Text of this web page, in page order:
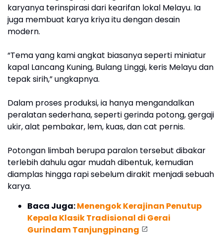
karyanya terinspirasi dari kearifan lokal Melayu. Ia
juga membuat karya kriya itu dengan desain
modern.
“Tema yang kami angkat biasanya seperti miniatur
kapal Lancang Kuning, Bulang Linggi, keris Melayu dan
tepak sirih,” ungkapnya.
Dalam proses produksi, ia hanya mengandalkan
peralatan sederhana, seperti gerinda potong, gergaji
ukir, alat pembakar, lem, kuas, dan cat pernis.
Potongan limbah berupa paralon tersebut dibakar
terlebih dahulu agar mudah dibentuk, kemudian
diamplas hingga rapi sebelum dirakit menjadi sebuah
karya.
Baca Juga:Menengok Kerajinan Penutup
Kepala Klasik Tradisional di Gerai
Gurindam Tanjungpinang